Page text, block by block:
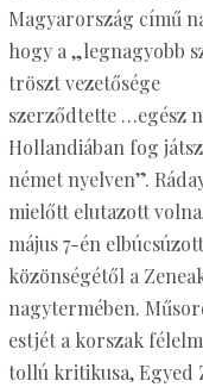
Magyarország című
hogy a „legnagyobb
tröszt vezetősége
szerződtette …egész
Hollandiában fog
német nyelven”.
mielőtt elutazott
május 7-én elbúcsúzott
közönségétől a
nagytermében.
estjét a korszak
tollú kritikusa, Egyed